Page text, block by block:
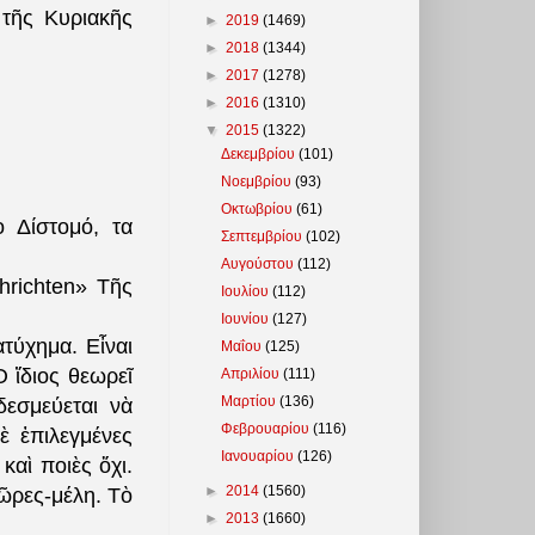
Κυριακῆς
Δίστομό, τα
Τῆς
Εἶναι
θεωρεῖ
νὰ
ἐπιλεγμένες
ποιὲς ὄχι.
μέλη. Τὸ
► 2019 (1469)
► 2018 (1344)
► 2017 (1278)
► 2016 (1310)
▼ 2015 (1322)
Δεκεμβρίου(101)
Νοεμβρίου(93)
Οκτωβρίου(61)
Σεπτεμβρίου(102)
Αυγούστου(112)
Ιουλίου(112)
Ιουνίου(127)
Μαΐου(125)
Απριλίου(111)
Μαρτίου(136)
Φεβρουαρίου(116)
Ιανουαρίου(126)
► 2014 (1560)
► 2013 (1660)